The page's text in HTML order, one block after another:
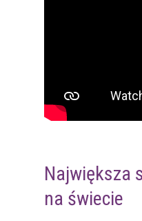
Największa
na świecie